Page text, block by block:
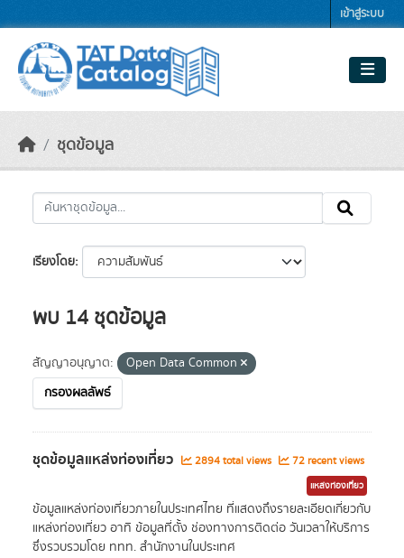
เข้าสู่ระบบ
ชุดข้อมูล
เรียงโดย
พบ 14 ชุดข้อมูล
สัญญาอนุญาต:
Open Data Common
กรองผลลัพธ์
ชุดข้อมูลแหล่งท่องเที่ยว 2894 total views 72 recent views
แหล่งท่องเที่ยว
ข้อมูลแหล่งท่องเที่ยวภายในประเทศไทย ที่แสดงถึงรายละเอียดเกี่ยวกับ
แหล่งท่องเที่ยว อาทิ ข้อมูลที่ตั้ง ช่องทางการติดต่อ วันเวลาให้บริการ
ซึ่งรวบรวมโดย ททท. สำนักงานในประเทศ